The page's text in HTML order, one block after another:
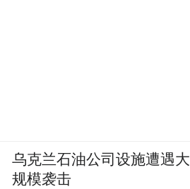
乌克兰石油公司设施遭遇大
规模袭击